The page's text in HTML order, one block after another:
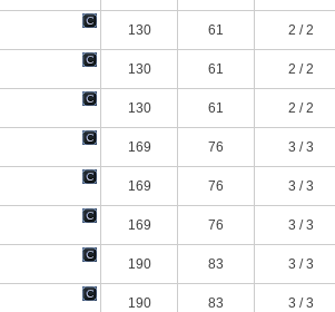
130 61 2 / 2
130 61 2 / 2
130 61 2 / 2
169 76 3 / 3
169 76 3 / 3
169 76 3 / 3
190 83 3 / 3
190 83 3 / 3